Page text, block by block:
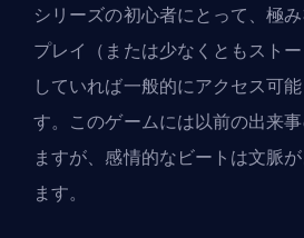
シリーズの初心者にとって、極
プレイ（または少なくともストー
していれば一般的にアクセス可
す。このゲームには以前の出来
ますが、感情的なビートは文脈
ます。